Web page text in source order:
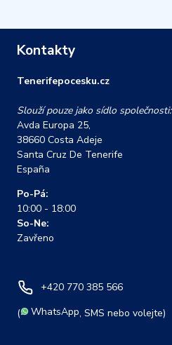
Kontakty
Tenerifepocesku.cz
Slouží pouze jako sídlo společnosti:
Avda Europa 25,
38660 Costa Adeje
Santa Cruz De Tenerife
España
Po-Pá:
10:00 - 18:00
So-Ne:
Zavřeno
+420 770 385 566
(
WhatsApp, SMS nebo volejte)